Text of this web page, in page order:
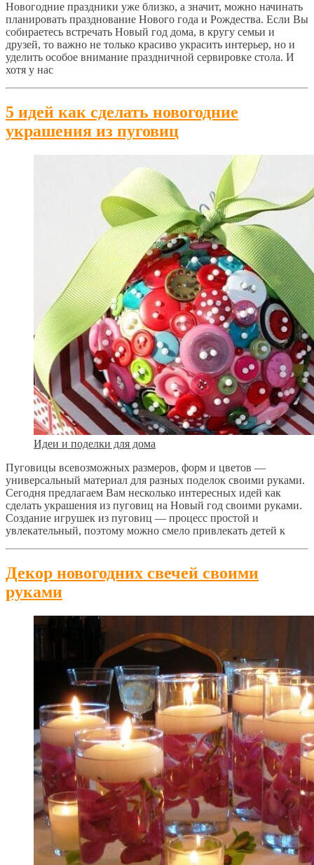
Новогодние праздники уже близко, а значит, можно начинать
планировать празднование Нового года и Рождества. Если Вы
собираетесь встречать Новый год дома, в кругу семьи и
друзей, то важно не только красиво украсить интерьер, но и
уделить особое внимание праздничной сервировке стола. И
хотя у нас
5 идей как сделать новогодние
украшения из пуговиц
Идеи и поделки для дома
Пуговицы всевозможных размеров, форм и цветов —
универсальный материал для разных поделок своими руками.
Сегодня предлагаем Вам несколько интересных идей как
сделать украшения из пуговиц на Новый год своими руками.
Создание игрушек из пуговиц — процесс простой и
увлекательный, поэтому можно смело привлекать детей к
Декор новогодних свечей своими
руками